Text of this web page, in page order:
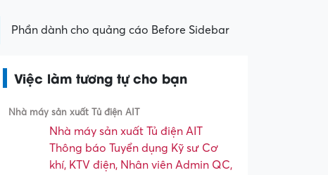
Phần dành cho quảng cáo Before Sidebar
Việc làm tương tự cho bạn
Nhà máy sản xuất Tủ điện AIT
Nhà máy sản xuất Tủ điện AIT
Thông báo Tuyển dụng Kỹ sư Cơ
khí, KTV điện, Nhân viên Admin QC,